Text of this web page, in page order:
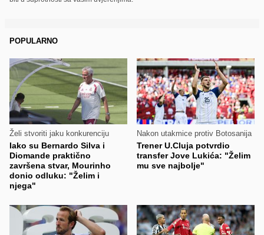
POPULARNO
Želi stvoriti jaku konkurenciju
Iako su Bernardo Silva i
Diomande praktično
završena stvar, Mourinho
donio odluku: "Želim i
njega"
Nakon utakmice protiv Botosanija
Trener U.Cluja potvrdio
transfer Jove Lukića: "Želim
mu sve najbolje"